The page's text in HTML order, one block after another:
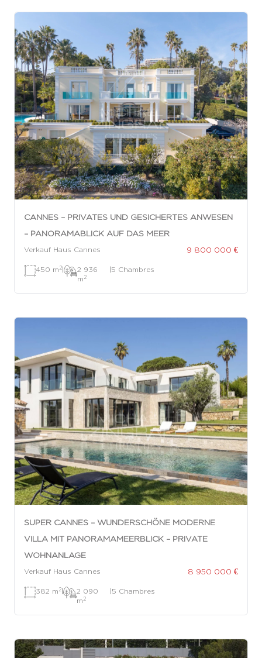
CANNES – PRIVATES UND GESICHERTES ANWESEN
– PANORAMABLICK AUF DAS MEER
Verkauf Haus Cannes 9 800 000 €
450 m 2|
2 936
m 2
|5 Chambres
SUPER CANNES – WUNDERSCHÖNE MODERNE
VILLA MIT PANORAMAMEERBLICK – PRIVATE
WOHNANLAGE
Verkauf Haus Cannes 8 950 000 €
382 m 2|
2 090
m 2
|5 Chambres